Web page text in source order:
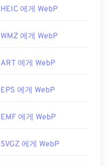
HEIC 에게 WebP
WMZ 에게 WebP
ART 에게 WebP
EPS 에게 WebP
EMF 에게 WebP
SVGZ 에게 WebP